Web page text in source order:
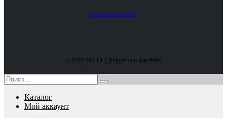
КонтактыАкции
© 2010-2023 ТД Игрушки и Текстиль
Каталог
Мой аккаунт